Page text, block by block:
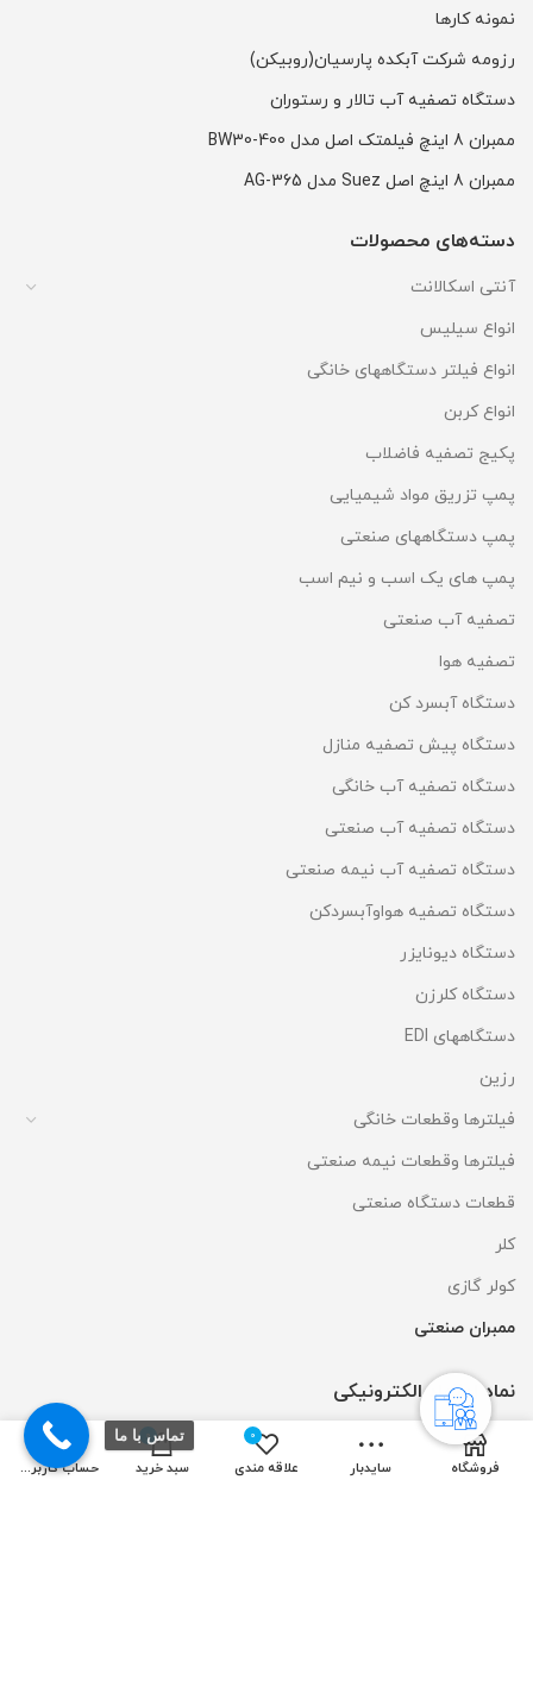
نمونه کارها
رزومه شرکت آبکده پارسیان(روبیکن)
دستگاه تصفیه آب تالار و رستوران
ممبران 8 اینچ فیلمتک اصل مدل BW30-400
ممبران 8 اینچ اصل Suez مدل AG-365
دسته‌های محصولات
آنتی اسکالانت
انواع سیلیس
انواع فیلتر دستگاههای خانگی
انواع کربن
پکیج تصفیه فاضلاب
پمپ تزریق مواد شیمیایی
پمپ دستگاههای صنعتی
پمپ های یک اسب و نیم اسب
تصفیه آب صنعتی
تصفیه هوا
دستگاه آبسرد کن
دستگاه پیش تصفیه منازل
دستگاه تصفیه آب خانگی
دستگاه تصفیه آب صنعتی
دستگاه تصفیه آب نیمه صنعتی
دستگاه تصفیه هواوآبسردکن
دستگاه دیونایزر
دستگاه کلرزن
دستگاههای EDI
رزین
فیلترها وقطعات خانگی
فیلترها وقطعات نیمه صنعتی
قطعات دستگاه صنعتی
کلر
کولر گازی
ممبران صنعتی
نماد اعتماد الکترونیکی
فروشگاه سایدبار
0
علاقه مندی
0
سبد خرید حساب کاربری من
تماس با ما